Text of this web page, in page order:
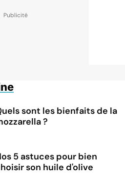
sont les bienfaits de la
?
5 astuces pour bien
son huile d'olive